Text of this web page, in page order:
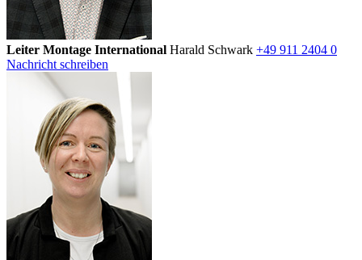
Leiter Montage International Harald Schwark +49 911 2404 0
Nachricht schreiben